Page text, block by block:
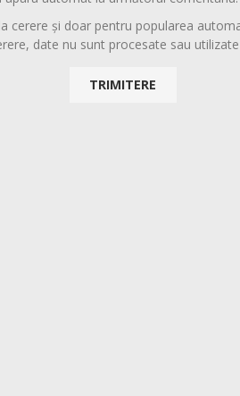
cerere și doar pentru popularea
date nu sunt procesate sau